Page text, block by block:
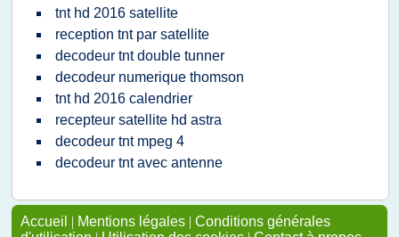
tnt hd 2016 satellite
reception tnt par satellite
decodeur tnt double tunner
decodeur numerique thomson
tnt hd 2016 calendrier
recepteur satellite hd astra
decodeur tnt mpeg 4
decodeur tnt avec antenne
Accueil | Mentions légales | Conditions générales